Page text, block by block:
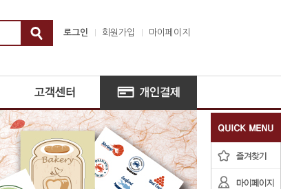
로그인 회원가입 마이페이지